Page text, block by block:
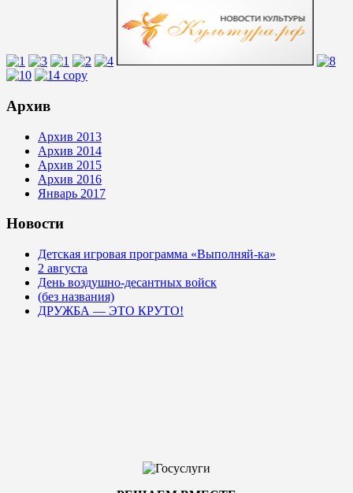
Архив
Архив 2013
Архив 2014
Архив 2015
Архив 2016
Январь 2017
Новости
Детская игровая программа «Выполняй-ка»
2 августа
День воздушно-десантных войск
(без названия)
ДРУЖБА — ЭТО КРУТО!